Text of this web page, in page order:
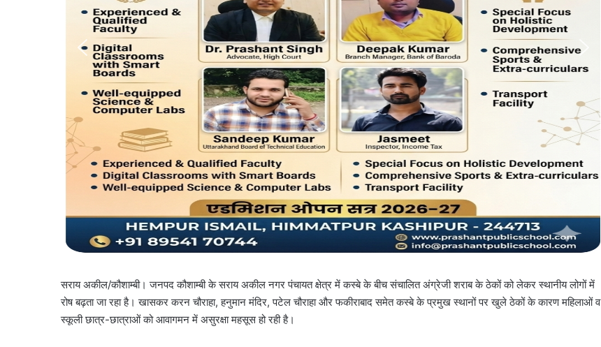
सराय अकील/कौशाम्बी। जनपद कौशाम्बी के सराय अकील नगर पंचायत क्षेत्र में कस्बे के बीच संचालित अंग्रेजी शराब के ठेकों को लेकर स्थानीय लोगों में
रोष बढ़ता जा रहा है। खासकर करन चौराहा, हनुमान मंदिर, पटेल चौराहा और फकीराबाद समेत कस्बे के प्रमुख स्थानों पर खुले ठेकों के कारण महिलाओं व
स्कूली छात्र-छात्राओं को आवागमन में असुरक्षा महसूस हो रही है।